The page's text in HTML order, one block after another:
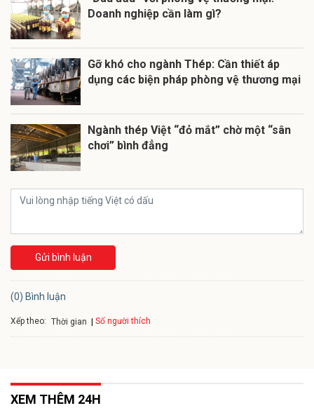
Doanh nghiệp cần làm gì?
Gỡ khó cho ngành Thép: Cần thiết áp
dụng các biện pháp phòng vệ thương mại
Ngành thép Việt “đỏ mắt” chờ một “sân
chơi” bình đẳng
Gửi bình luận
(0) Bình luận
Xếp theo: Thời gian Số người thích
XEM THÊM 24H